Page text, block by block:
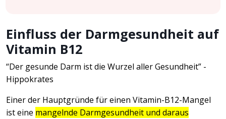
Einfluss der Darmgesundheit auf
Vitamin B12
“Der gesunde Darm ist die Wurzel aller Gesundheit” -
Hippokrates
Einer der Hauptgründe für einen Vitamin-B12-Mangel
ist eine mangelnde Darmgesundheit und daraus